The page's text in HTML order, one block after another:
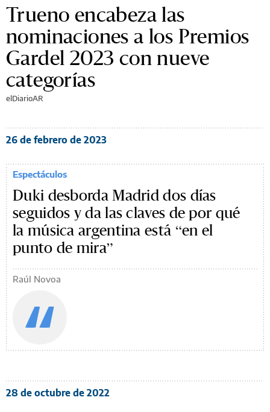
Trueno encabeza las
nominaciones a los Premios
Gardel 2023 con nueve
categorías
elDiarioAR
26 de febrero de 2023
Espectáculos
Duki desborda Madrid dos días
seguidos y da las claves de por qué
la música argentina está “en el
punto de mira”
Raúl Novoa
28 de octubre de 2022